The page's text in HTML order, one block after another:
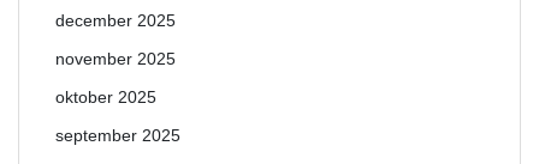
december 2025
november 2025
oktober 2025
september 2025